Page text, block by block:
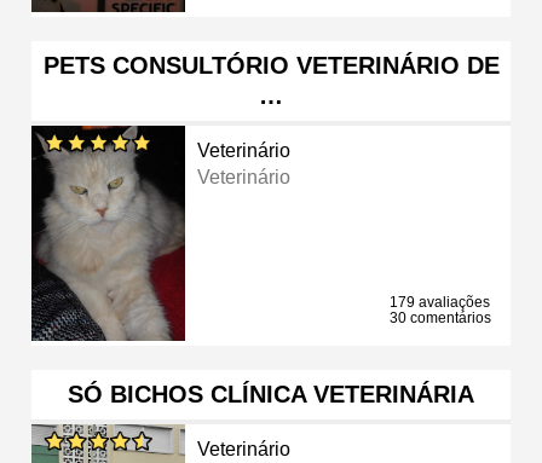
PETS CONSULTÓRIO VETERINÁRIO DE
…
Veterinário
Veterinário
179 avaliações
30 comentários
SÓ BICHOS CLÍNICA VETERINÁRIA
Veterinário